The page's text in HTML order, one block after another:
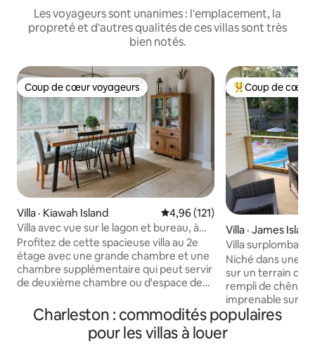
Les voyageurs sont unanimes : l'emplacement, la
propreté et d'autres qualités de ces villas sont très
bien notés.
Coup de cœur voyageurs
Coup de cœur voyageurs
Villa · Kiawah Island Note moyenne de 4,96 sur 5,
4,96 (121)
Villa avec vue sur le lagon et bureau, à
quelques pas de la plage !
Profitez de cette spacieuse villa au 2e
étage avec une grande chambre et une
chambre supplémentaire qui peut servir
de deuxième chambre ou d'espace de
manger offrent une vue sur le lagon et
les chênes verts. La cuisine est
entièrement équipée avec de nouveaux
Coup de cœur
Coup de cœur
Villa · James Island
Villa surplombant
Folly Beach
Niché dans une
sur un terrain de
rempli de chênes
imprenable sur le
venez partager
votre famille et
Charleston : commodités populaires
pour les villas à louer